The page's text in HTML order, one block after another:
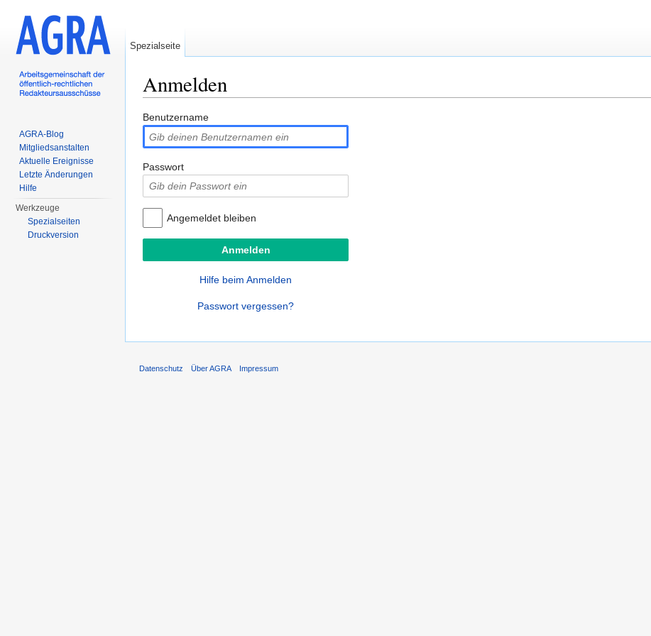
Anmelden
Benutzername
Passwort
Angemeldet bleiben
Hilfe beim Anmelden
Passwort vergessen?
Spezialseite
AGRA-Blog
Mitgliedsanstalten
Aktuelle Ereignisse
Letzte Änderungen
Hilfe
Werkzeuge
Spezialseiten
Druckversion
Datenschutz Über AGRA Impressum